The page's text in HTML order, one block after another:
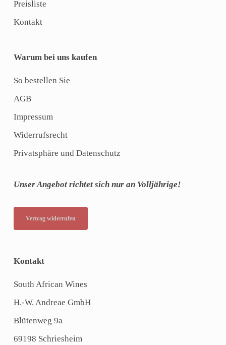
Preisliste
Kontakt
Warum bei uns kaufen
So bestellen Sie
AGB
Impressum
Widerrufsrecht
Privatsphäre und Datenschutz
Unser Angebot richtet sich nur an Volljährige!
Vertrag widerrufen
Kontakt
South African Wines
H.-W. Andreae GmbH
Blütenweg 9a
69198 Schriesheim